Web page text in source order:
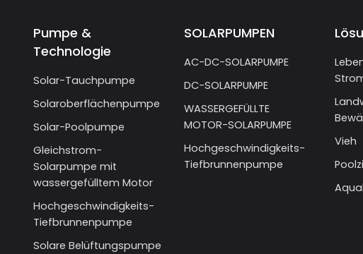
Pumpe &
Technologie
Solar-Tauchpumpe
Solaroberflächenpumpe
Solar-Poolpumpe
Gleichstrom-
Solarpumpe mit
wassergefülltem Motor
Hochgeschwindigkeits-
Tiefbrunnenpumpe
Solare Belüftungspumpe
SOLARPUMPEN
AC-DC-SOLARPUMPE
DC-SOLARPUMPE
WASSERGEFÜLLTE
MOTOR-SOLARPUMPE
Hochgeschwindigkeits-
Tiefbrunnenpumpe
Vieh